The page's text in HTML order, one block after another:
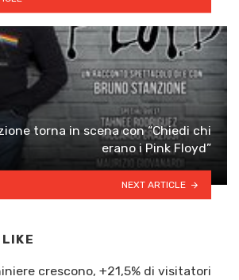
torna in scena con “Chiedi chi
erano i Pink Floyd”
NEXT ARTICLE
crescono, +21,5% di visitatori